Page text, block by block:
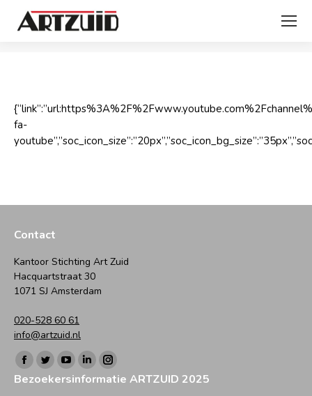
fa-
Contact
Kantoor Stichting Art Zuid
Hacquartstraat 30
1071 SJ Amsterdam
020-528 60 61
info@artzuid.nl
Vind ons op:
Facebook
page
Twitter
page
YouTube
page
Linkedin
page
Instagram
page
Bezoekersinformatie ARTZUID 2025